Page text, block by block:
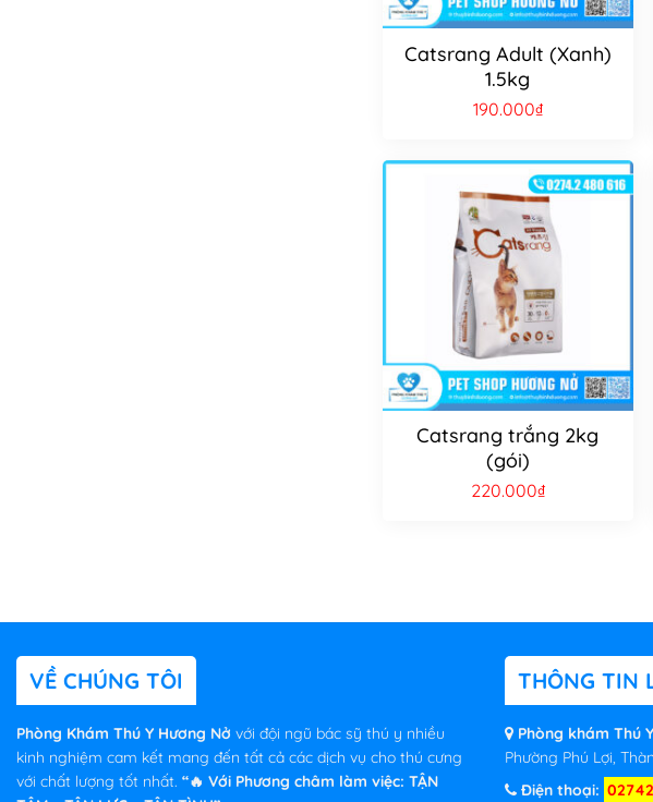
Catsrang Adult (Xanh)
1.5kg
190.000₫
Catsrang trắng 2kg
(gói)
220.000₫
VỀ CHÚNG TÔI
Phòng Khám Thú Y Hương Nở với đội ngũ bác sỹ thú y nhiều
kinh nghiệm cam kết mang đến tất cả các dịch vụ cho thú cưng
với chất lượng tốt nhất. “🔥 Với Phương châm làm việc: TẬN
THÔNG TIN
Phòng khám Thú
Phường Phú Lợi,
Điện thoại: